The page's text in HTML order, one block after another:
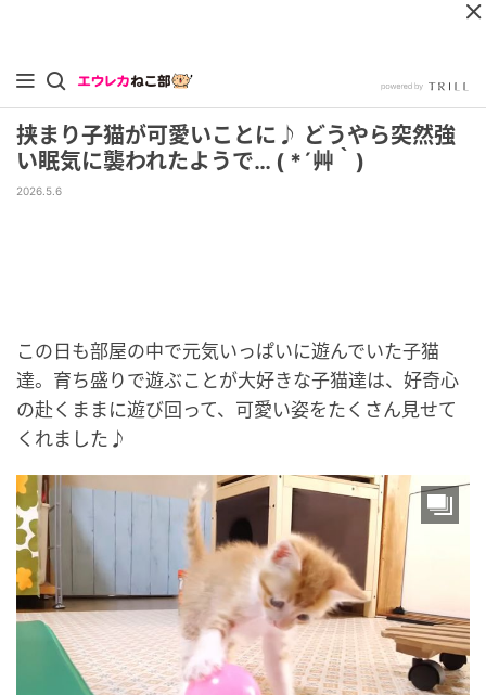
挟まり子猫が可愛いことに♪ どうやら突然強
い眠気に襲われたようで… ( *´艸｀)
2026.5.6
この日も部屋の中で元気いっぱいに遊んでいた子猫
達。育ち盛りで遊ぶことが大好きな子猫達は、好奇心
の赴くままに遊び回って、可愛い姿をたくさん見せて
くれました♪